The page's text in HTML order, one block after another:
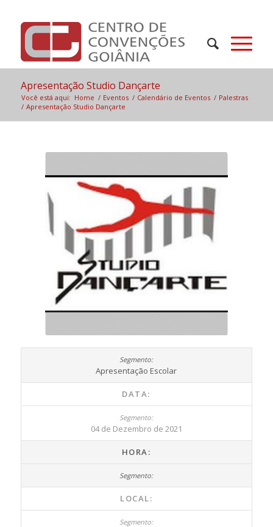
Apresentação Studio Dançarte
Você está aqui: Home / Eventos / Calendário de Eventos / Palestras
/ Apresentação Studio Dançarte
Apresentação Escolar
DATA:
04 de Dezembro de 2021
HORA:
LOCAL: